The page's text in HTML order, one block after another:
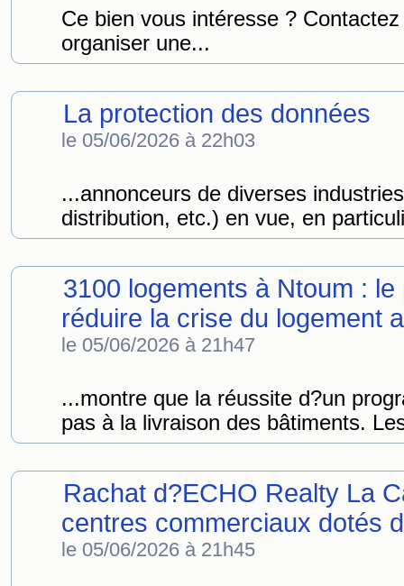
Ce bien vous intéresse ?
organiser une...
La protection des données
le 05/06/2026 à 22h03
...annonceurs de diverses
distribution, etc.) en vue, en
3100 logements à Ntoum :
réduire la crise du logement
le 05/06/2026 à 21h47
...montre que la réussite d?un
pas à la livraison des bâtiments.
Rachat d?ECHO Realty La
centres commerciaux dotés
le 05/06/2026 à 21h45